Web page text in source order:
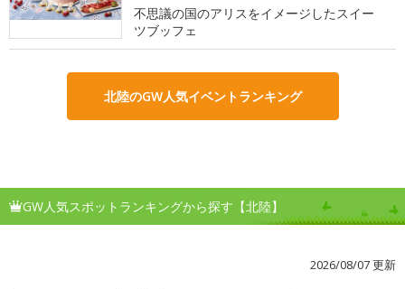
不思議の国のアリスをイメージしたスイー
ツブッフェ
北陸のGW人気イベントランキング
GW人気スポットランキングから探す【北陸】
2026/08/07 更新